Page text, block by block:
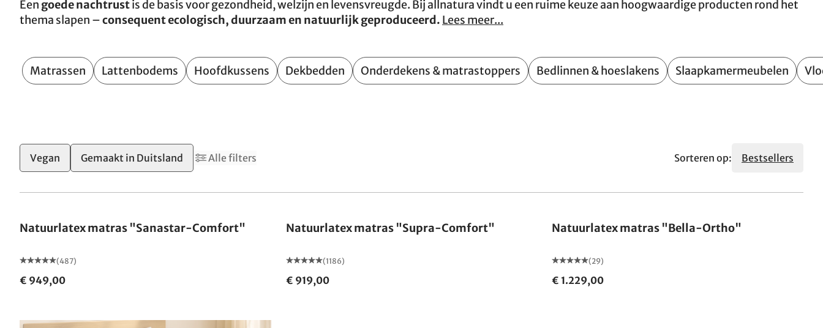
Een goede nachtrustis de basis voor gezondheid, welzijn en levensvreugde. Bij allnatura vindt u een ruime keuze aan hoogwaardige producten rond het
thema slapen –consequent ecologisch, duurzaam en natuurlijk geproduceerd. Lees meer...
Matrassen Lattenbodems Hoofdkussens Dekbedden Onderdekens & matrastoppers Bedlinnen & hoeslakens Slaapkamermeubelen
Vegan Gemaakt in Duitsland Alle filters Sorteren op: Bestsellers
Natuurlatex matras "Sanastar-Comfort"
(487)
€ 949,00
Natuurlatex matras "Supra-Comfort"
(1186)
€ 919,00
Natuurlatex matras "Bella-Ortho"
(29)
€ 1.229,00